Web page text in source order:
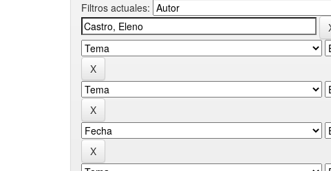
Filtros actuales: